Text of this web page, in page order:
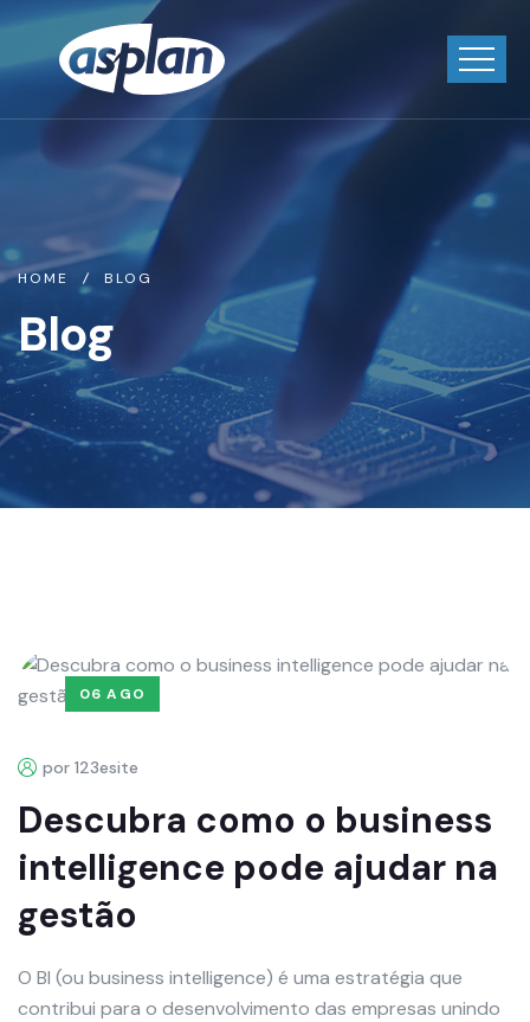
HOME BLOG
Blog
06 AGO
por 123esite
Descubra como o business
intelligence pode ajudar na
gestão
O BI (ou business intelligence) é uma estratégia que
contribui para o desenvolvimento das empresas unindo